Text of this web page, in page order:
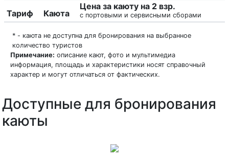
Тариф Каюта
Цена за каюту на 2 взр.
с портовыми и сервисными сборами
* - каюта не доступна для бронирования на выбранное
количество туристов
Примечание: описание кают, фото и мультимедиа
информация, площадь и характеристики носят справочный
характер и могут отличаться от фактических.
Доступные для бронирования
каюты